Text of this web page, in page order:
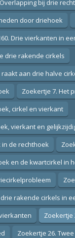
bij drie
door driehoek
Drie vierkanten in
drie rakende cirkels
aan drie halve
Zoekertje 7. Het
cirkel en vierkant
vierkant en
in de rechthoek
en de kwartcirkel in
rakende cirkels in
Zoekertje
Zoekertje 26.